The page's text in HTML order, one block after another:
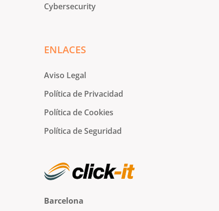
Cybersecurity
ENLACES
Aviso Legal
Política de Privacidad
Política de Cookies
Política de Seguridad
Barcelona